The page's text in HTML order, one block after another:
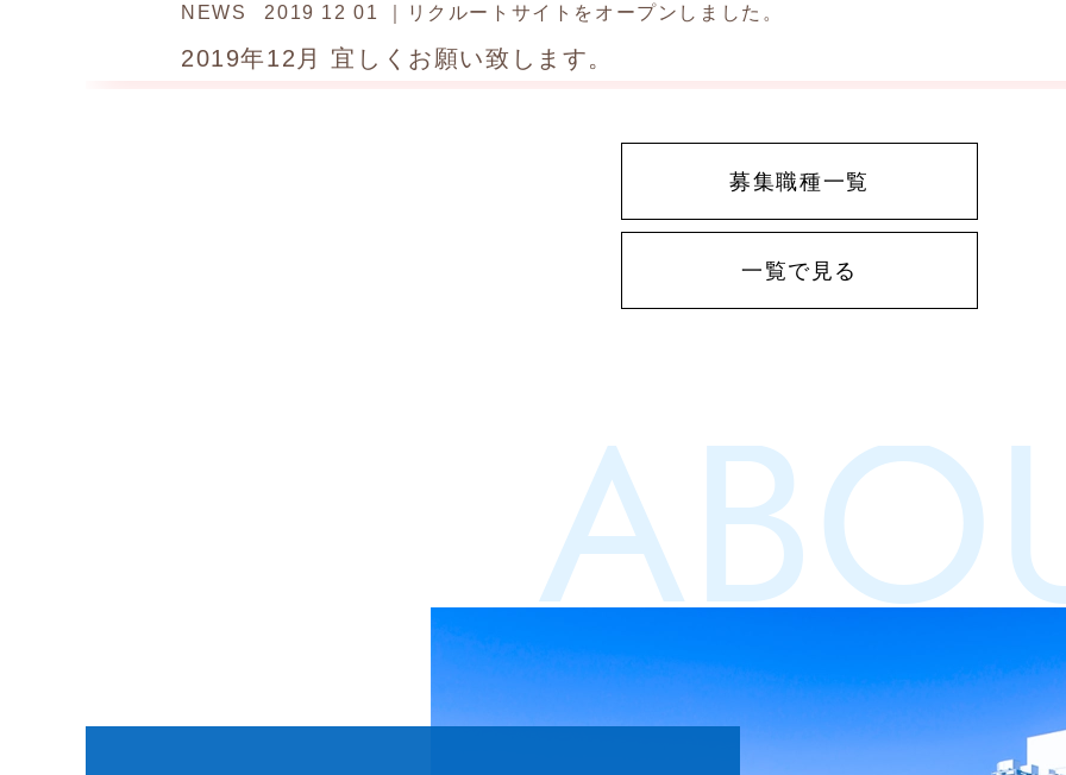
NEWS 2019 12 01 ｜リクルートサイトをオープンしました。
2019年12月 宜しくお願い致します。
募集職種一覧
一覧で見る